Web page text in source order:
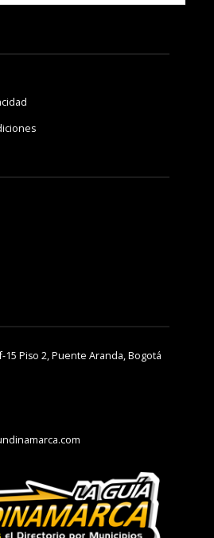
15 Piso 2, Puente Aranda, Bogotá